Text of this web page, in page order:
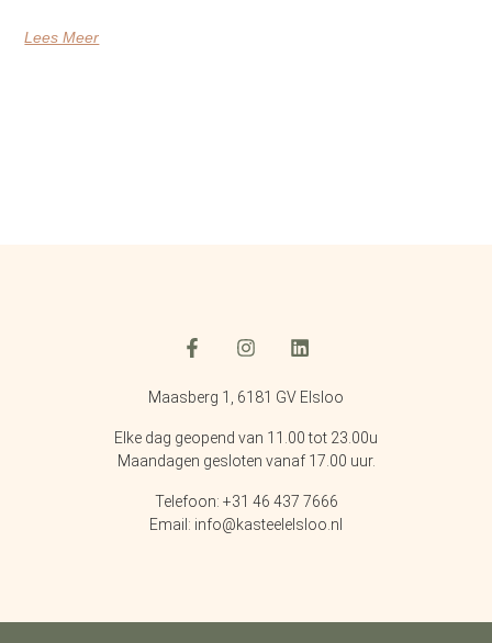
Lees Meer
Maasberg 1, 6181 GV Elsloo
Elke dag geopend van 11.00 tot 23.00u
Maandagen gesloten vanaf 17.00 uur.
Telefoon: +31 46 437 7666
Email: info@kasteelelsloo.nl